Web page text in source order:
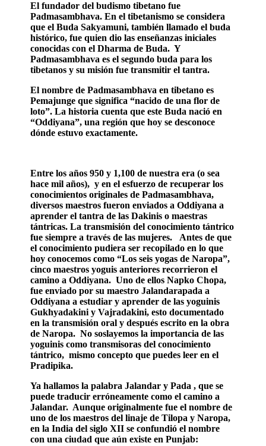
El fundador del budismo tibetano fue
Padmasambhava. En el tibetanismo se considera
que el Buda Sakyamuni, también llamado el buda
histórico, fue quien dio las enseñanzas iniciales
conocidas con el Dharma de Buda. Y
Padmasambhava es el segundo buda para los
tibetanos y su misión fue transmitir el tantra.
El nombre de Padmasambhava en tibetano es
Pemajunge que significa “nacido de una flor de
loto”. La historia cuenta que este Buda nació en
“Oddiyana”, una región que hoy se desconoce
dónde estuvo exactamente.
Entre los años 950 y 1,100 de nuestra era (o sea
hace mil años), y en el esfuerzo de recuperar los
conocimientos originales de Padmasambhava,
diversos maestros fueron enviados a Oddiyana a
aprender el tantra de las Dakinis o maestras
tántricas. La transmisión del conocimiento tántrico
fue siempre a través de las mujeres. Antes de que
el conocimiento pudiera ser recopilado en lo que
hoy conocemos como “Los seis yogas de Naropa”,
cinco maestros yoguis anteriores recorrieron el
camino a Oddiyana. Uno de ellos Napko Chopa,
fue enviado por su maestro Jalandarapada a
Oddiyana a estudiar y aprender de las yoguinis
Gukhyadakini y Vajradakini, esto documentado
en la transmisión oral y después escrito en la obra
de Naropa. No soslayemos la importancia de las
yoguinis como transmisoras del conocimiento
tántrico, mismo concepto que puedes leer en el
Pradipika.
Ya hallamos la palabra Jalandar y Pada , que se
puede traducir erróneamente como el camino a
Jalandar. Aunque originalmente fue el nombre de
uno de los maestros del linaje de Tilopa y Naropa,
en la India del siglo XII se confundió el nombre
con una ciudad que aún existe en Punjab: